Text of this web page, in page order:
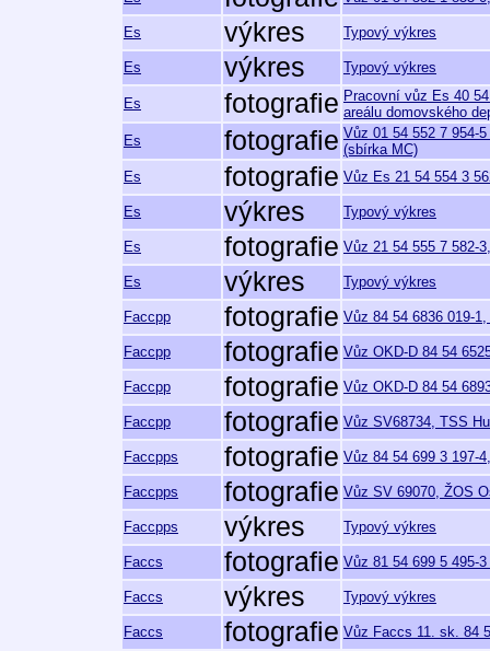
Es výkres Typový výkres
Es výkres Typový výkres
Es fotografie Pracovní vůz Es 40
areálu domovského
Es
fotografie Vůz 01 54 552 7 954-
(sbírka MC)
Es
fotografie Vůz Es 21 54 554 3
Es výkres Typový výkres
Es fotografie Vůz 21 54 555 7 582-
Es výkres Typový výkres
Faccpp fotografie Vůz 84 54 6836 019-
Faccpp fotografie Vůz OKD-D 84 54
Faccpp fotografie Vůz OKD-D 84 54
Faccpp fotografie Vůz SV68734, TSS
Faccpps fotografie Vůz 84 54 699 3 197-
Faccpps fotografie Vůz SV 69070, ŽOS
Faccpps výkres Typový výkres
Faccs fotografie Vůz 81 54 699 5 495-
Faccs výkres Typový výkres
Faccs fotografie Vůz Faccs 11. sk. 84